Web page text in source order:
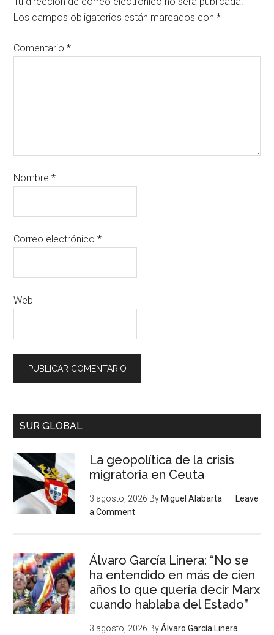
Los campos obligatorios están marcados con*
Comentario*
Nombre*
Correo electrónico*
Web
SUR GLOBAL
La geopolítica de la crisis
migratoria en Ceuta
3 agosto, 2026 By Miguel Alabarta
Leave
a Comment
Álvaro García Linera: “No se
ha entendido en más de cien
años lo que quería decir Marx
cuando hablaba del Estado”
3 agosto, 2026 ByÁlvaro García Linera